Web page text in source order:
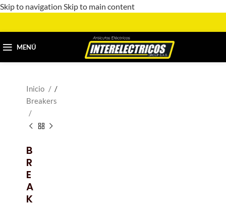
Skip to navigation Skip to main content
MENÚ
Inicio
/
Breakers
B
R
E
A
K